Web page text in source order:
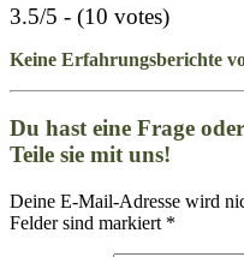
3.5/5 - (10 votes)
Keine Erfahrungsberichte
Du hast eine Frage
Teile sie mit uns!
Deine E-Mail-Adresse wird
Felder sind markiert *